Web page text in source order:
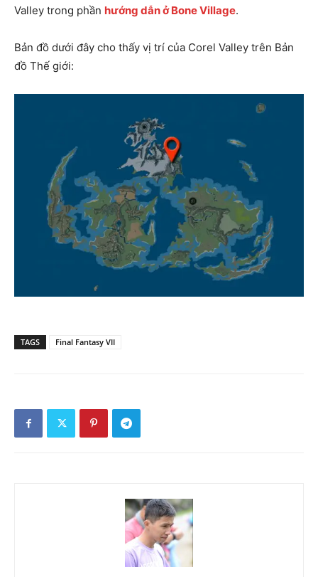
Valley trong phần hướng dẫn ở Bone Village.
Bản đồ dưới đây cho thấy vị trí của Corel Valley trên Bản
đồ Thế giới:
TAGS Final Fantasy VII